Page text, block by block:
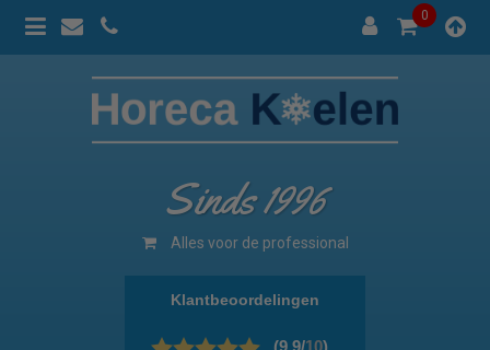
0
Sinds 1996
Alles voor de professional